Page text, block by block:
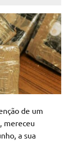
de um
mereceu
a sua